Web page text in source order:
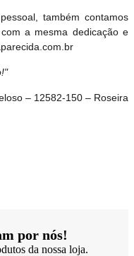
também contamos
a mesma dedicação e
– 12582-150 – Roseira
por nós!
da nossa loja.